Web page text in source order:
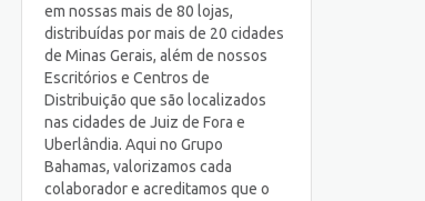
em nossas mais de 80 lojas,
distribuídas por mais de 20 cidades
de Minas Gerais, além de nossos
Escritórios e Centros de
Distribuição que são localizados
nas cidades de Juiz de Fora e
Uberlândia. Aqui no Grupo
Bahamas, valorizamos cada
colaborador e acreditamos que o